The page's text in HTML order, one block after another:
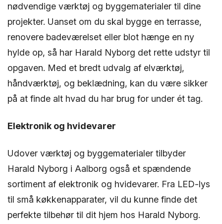
nødvendige værktøj og byggematerialer til dine
projekter. Uanset om du skal bygge en terrasse,
renovere badeværelset eller blot hænge en ny
hylde op, så har Harald Nyborg det rette udstyr til
opgaven. Med et bredt udvalg af elværktøj,
håndværktøj, og beklædning, kan du være sikker
på at finde alt hvad du har brug for under ét tag.
Elektronik og hvidevarer
Udover værktøj og byggematerialer tilbyder
Harald Nyborg i Aalborg også et spændende
sortiment af elektronik og hvidevarer. Fra LED-lys
til små køkkenapparater, vil du kunne finde det
perfekte tilbehør til dit hjem hos Harald Nyborg.